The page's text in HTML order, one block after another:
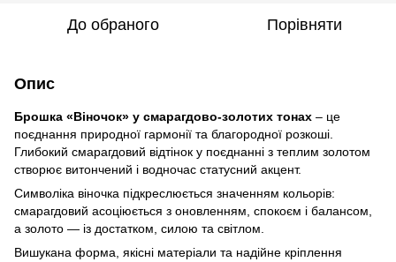
До обраного Порівняти
Опис
Брошка «Віночок» у смарагдово-золотих тонах – це
поєднання природної гармонії та благородної розкоші.
Глибокий смарагдовий відтінок у поєднанні з теплим золотом
створює витончений і водночас статусний акцент.
Символіка віночка підкреслюється значенням кольорів:
смарагдовий асоціюється з оновленням, спокоєм і балансом,
а золото — із достатком, силою та світлом.
Вишукана форма, якісні матеріали та надійне кріплення